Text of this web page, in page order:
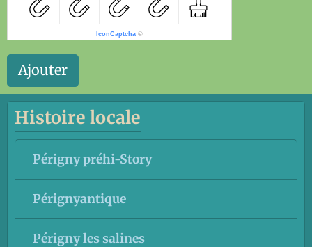
IconCaptcha ©
Ajouter
Histoire locale
Périgny préhi-Story
Pérignyantique
Périgny les salines